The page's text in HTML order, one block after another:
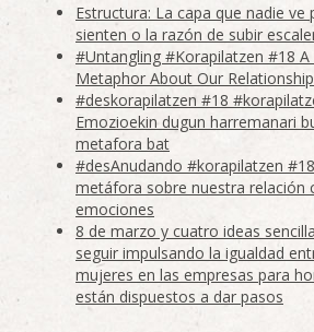
Estructura: La capa que nadie ve
sienten o la razón de subir
#Untangling #Korapilatzen #18 A
Metaphor About Our
#deskorapilatzen #18
Emozioekin dugun harremanari
metafora bat
#desAnudando #korapilatzen
metáfora sobre nuestra relación
emociones
8 de marzo y cuatro ideas
seguir impulsando la igualdad
mujeres en las empresas para
están dispuestos a dar pasos